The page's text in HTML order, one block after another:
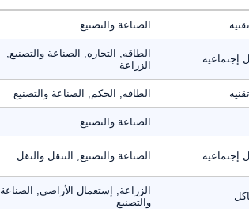
الصناعة والتصنيع
إجتماعيه
الطاقه, التجاره, الصناعة والتصنيع,
الزراعة
الطاقه, الحكم, الصناعة والتصنيع
الصناعة والتصنيع
إجتماعيه الصناعة والتصنيع, التنقل والنقل
الزراعة, إستعمال الأراضي, الصناعة
والتصنيع